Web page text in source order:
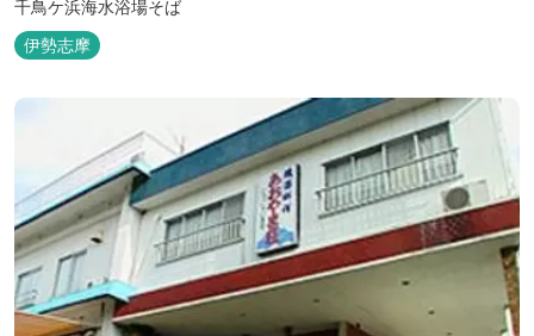
千鳥ケ浜海水浴場そば
伊勢志摩